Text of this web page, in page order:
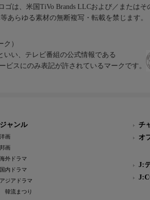
は、米国TiVo Brands LLCおよび／または
あらゆる素材の無断複写・転載を禁じます。
）
いい、テレビ番組の公式情報である
ビスにのみ表記が許されているマークです。
ジャンル
洋画
邦画
海外ドラマ
国内ドラマ
アジアドラマ
韓流まつり
チ
オ
J: